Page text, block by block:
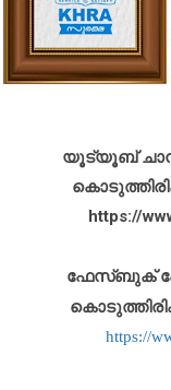
യൂട്യൂബ്
https://
ഫേസ്ബുക്
https://